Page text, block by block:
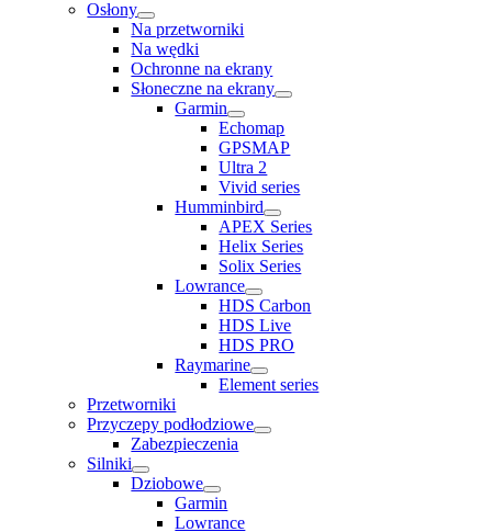
Osłony
Na przetworniki
Na wędki
Ochronne na ekrany
Słoneczne na ekrany
Garmin
Echomap
GPSMAP
Ultra 2
Vivid series
Humminbird
APEX Series
Helix Series
Solix Series
Lowrance
HDS Carbon
HDS Live
HDS PRO
Raymarine
Element series
Przetworniki
Przyczepy podłodziowe
Zabezpieczenia
Silniki
Dziobowe
Garmin
Lowrance